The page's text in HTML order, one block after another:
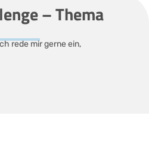
– Thema
rede mir gerne ein,